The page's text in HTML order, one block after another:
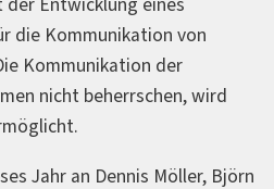
die Kommunikation von
Kommunikation der
nicht beherrschen, wird
Jahr an Dennis Möller, Björn